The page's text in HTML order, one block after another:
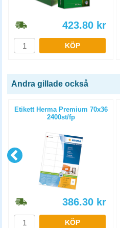
423.80 kr
KÖP
Andra gillade också
Etikett Herma Premium 70x36
2400st/fp
386.30 kr
KÖP